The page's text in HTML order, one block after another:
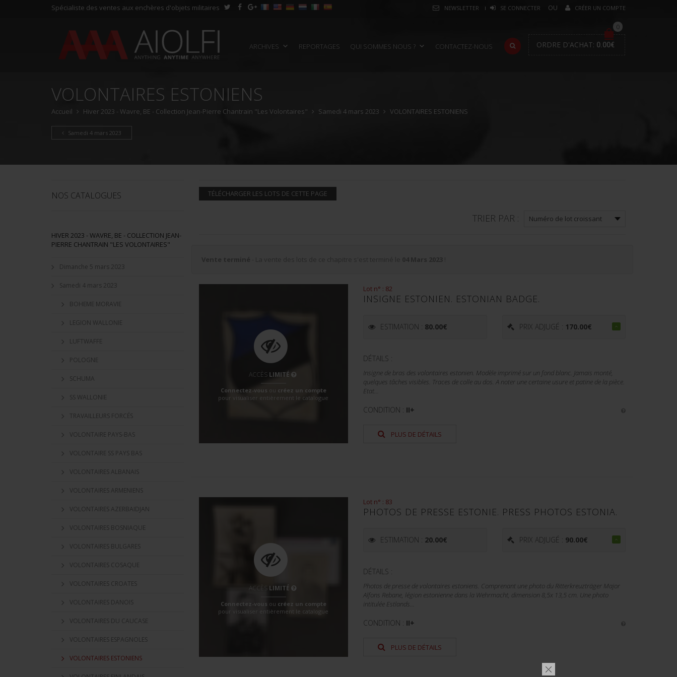
Spécialiste des ventes aux enchères d'objets militaires NEWSLETTER SE CONNECTER CRÉER UN COMPTE
ARCHIVES REPORTAGES QUI SOMMES NOUS ? CONTACTEZ-NOUS
0
ORDRE D'ACHAT: 0.00€
VOLONTAIRES ESTONIENS
Accueil Hiver 2023 - Wavre, BE - Collection Jean-Pierre Chantrain "Les Volontaires" Samedi 4 mars 2023 VOLONTAIRES ESTONIENS
Samedi 4 mars 2023
TÉLÉCHARGER LES LOTS DE CETTE PAGE
TRIER PAR :
ACCÈS LIMITÉ
Connectez-vous ou créez un compte
pour visualiser entièrement le catalogue
Lot n° : 82
INSIGNE ESTONIEN. ESTONIAN BADGE.
ESTIMATION : 80.00€ PRIX ADJUGÉ : 170.00€
DÉTAILS :
Insigne de bras des volontaires estonien. Modèle imprimé sur un fond blanc. Jamais monté,
quelques tâches visibles. Traces de colle au dos. A noter une certaine usure et patine de la pièce.
Etat...
CONDITION : II+
PLUS DE DÉTAILS
ACCÈS LIMITÉ
Connectez-vous ou créez un compte
pour visualiser entièrement le catalogue
Lot n° : 83
PHOTOS DE PRESSE ESTONIE. PRESS PHOTOS ESTONIA.
ESTIMATION : 20.00€ PRIX ADJUGÉ : 90.00€
DÉTAILS :
Photos de presse de volontaires estoniens. Comprenant une photo du Ritterkreuzträger Major
Alfons Rebane, légion estonienne dans la Wehrmacht, dimension 8,5x 13,5 cm. Une photo
intitulée Estlands...
CONDITION : II+
PLUS DE DÉTAILS
NOS CATALOGUES
HIVER 2023 - WAVRE, BE - COLLECTION JEAN-
PIERRE CHANTRAIN "LES VOLONTAIRES"
Dimanche 5 mars 2023
Samedi 4 mars 2023
BOHEME MORAVIE
LEGION WALLONIE
LUFTWAFFE
POLOGNE
SCHUMA
SS WALLONIE
TRAVAILLEURS FORCÉS
VOLONTAIRE PAYS-BAS
VOLONTAIRE SS PAYS BAS
VOLONTAIRES ALBANAIS
VOLONTAIRES ARMENIENS
VOLONTAIRES AZERBAIDJAN
VOLONTAIRES BOSNIAQUE
VOLONTAIRES BULGARES
VOLONTAIRES COSAQUE
VOLONTAIRES CROATES
VOLONTAIRES DANOIS
VOLONTAIRES DU CAUCASE
VOLONTAIRES ESPAGNOLES
VOLONTAIRES ESTONIENS